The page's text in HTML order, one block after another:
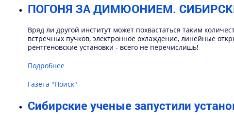
ПОГОНЯ ЗА ДИМЮОНИЕМ.
Вряд ли другой институт может похвастаться таким
встречных пучков, электронное охлаждение, линейные
рентгеновские установки - всего не перечислишь!
Подробнее
Газета "Поиск"
Сибирские ученые запустили